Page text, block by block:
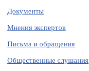
Документы
Мнения экспертов
Письма и обращения
Общественные слушания